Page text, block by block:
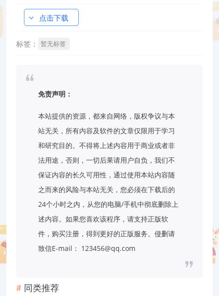
点击下载
标签： 暂无标签
免责声明：
本站提供的资源，都来自网络，版权争议与本
站无关，所有内容及软件的文章仅限用于学习
和研究目的。不得将上述内容用于商业或者非
法用途，否则，一切后果请用户自负，我们不
保证内容的长久可用性，通过使用本站内容随
之而来的风险与本站无关，您必须在下载后的
24个小时之内，从您的电脑/手机中彻底删除上
述内容。如果您喜欢该程序，请支持正版软
件，购买注册，得到更好的正版服务。侵删请
致信E-mail： 123456@qq.com
同类推荐